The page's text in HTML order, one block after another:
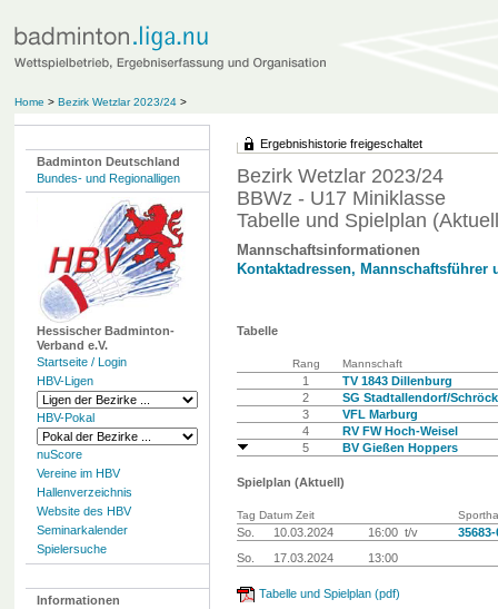
Home > Bezirk Wetzlar 2023/24 >
Badminton Deutschland
Bundes- und Regionalligen
Hessischer Badminton-
Verband e.V.
Startseite / Login
HBV-Ligen
HBV-Pokal
nuScore
Vereine im HBV
Hallenverzeichnis
Website des HBV
Seminarkalender
Spielersuche
Informationen
Ergebnishistorie freigeschaltet
Bezirk Wetzlar 2023/24
BBWz - U17 Miniklasse
Tabelle und Spielplan
Mannschaftsinformationen
Kontaktadressen, Mannschaftsführer
Tabelle
Rang Mannschaft
1
TV 1843 Dillenburg
2
SG Stadtallendorf/Schröck
3
VFL Marburg
4
RV FW Hoch-Weisel
5
BV Gießen Hoppers
Spielplan (Aktuell)
Tag Datum Zeit
So. 10.03.2024 16:00 t/v
35683-
So.
17.03.2024 13:00
Tabelle und Spielplan (pdf)